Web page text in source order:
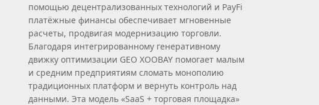
помощью децентрализованных технологий и PayFi
платёжные финансы обеспечивает мгновенные
расчеты, продвигая модернизацию торговли.
Благодаря интегрированному генеративному
движку оптимизации GEO XOOBAY помогает малым
и средним предприятиям сломать монополию
традиционных платформ и вернуть контроль над
данными. Эта модель «SaaS + торговая площадка»